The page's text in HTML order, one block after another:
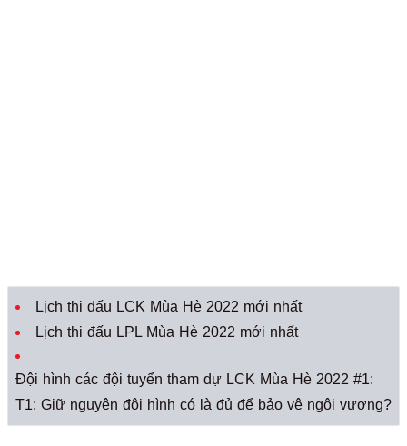
Lịch thi đấu LCK Mùa Hè 2022 mới nhất
Lịch thi đấu LPL Mùa Hè 2022 mới nhất
Đội hình các đội tuyển tham dự LCK Mùa Hè 2022 #1:
T1: Giữ nguyên đội hình có là đủ để bảo vệ ngôi vương?